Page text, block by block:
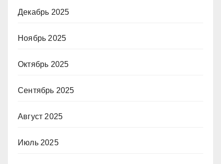
Декабрь 2025
Ноябрь 2025
Октябрь 2025
Сентябрь 2025
Август 2025
Июль 2025